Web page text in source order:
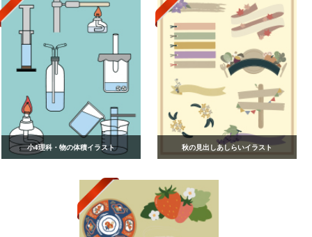
小4理科・物の体積イラスト 秋の見出しあしらいイラスト